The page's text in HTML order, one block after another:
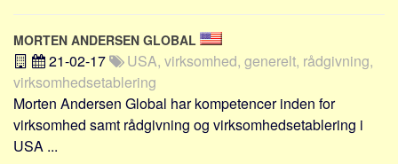
Spanien
Frankrig
Sverige
Norge
Thailand
Italien
MORTEN ANDERSEN GLOBAL
21-02-17
USA, virksomhed, generelt, rådgivning,
virksomhedsetablering
Morten Andersen Global har kompetencer inden for
virksomhed samt rådgivning og virksomhedsetablering i
USA ...